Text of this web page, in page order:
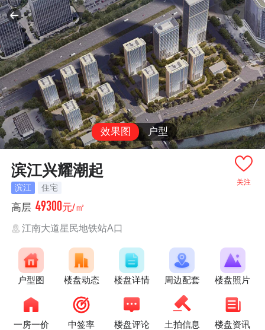
效果图 户型
关注
滨江兴耀潮起
滨江 住宅
高层 49300元/㎡
江南大道星民地铁站A口
户型图 楼盘动态 楼盘详情 周边配套 楼盘照片
一房一价 中签率 楼盘评论 土拍信息 楼盘资讯